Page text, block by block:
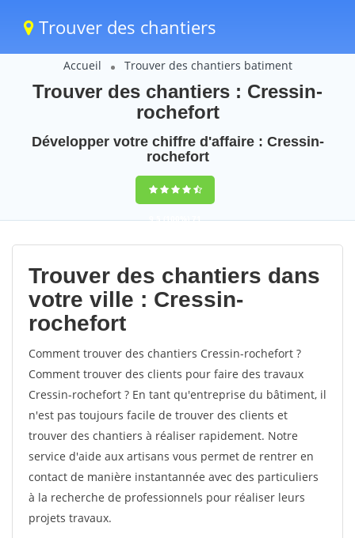
Trouver des chantiers
Accueil Trouver des chantiers batiment
Trouver des chantiers : Cressin-
rochefort
Développer votre chiffre d'affaire : Cressin-
rochefort
9,5(100%)71
votes
Trouver des chantiers dans
votre ville : Cressin-
rochefort
Comment trouver des chantiers Cressin-rochefort ?
Comment trouver des clients pour faire des travaux
Cressin-rochefort ? En tant qu'entreprise du bâtiment, il
n'est pas toujours facile de trouver des clients et
trouver des chantiers à réaliser rapidement. Notre
service d'aide aux artisans vous permet de rentrer en
contact de manière instantannée avec des particuliers
à la recherche de professionnels pour réaliser leurs
projets travaux.